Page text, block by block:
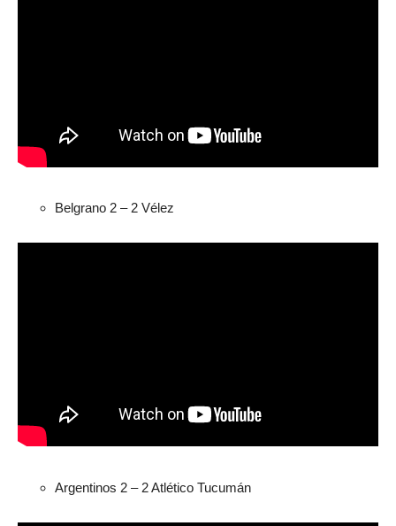
Belgrano 2 – 2 Vélez
Argentinos 2 – 2 Atlético Tucumán